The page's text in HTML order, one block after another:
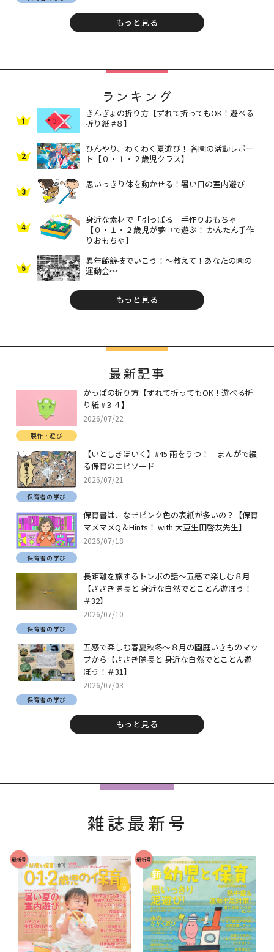
もっと見る
ランキング
1
きんぎょの折り方【ずれて折ってもOK！遊べる
折り紙 #８】
2
ひんやり、わくわく夏遊び！ 各園の活動レポー
ト【０・１・２歳児クラス】
3
思いっきり体を動かせる！暑い日の室内遊び
4
身近な素材で「引っぱる」手作りおもちゃ
【０・１・２歳児が夢中で遊ぶ！ かんたん手作
りおもちゃ】
5
異年齢競技でいこう！～教えて！あなたの園の
運動会～
もっと見る
最新記事
かっぱの折り方【ずれて折ってもOK！遊べる折
り紙 #３４】
2026/07/22
製作・遊び
【いとしきほいく】#45 雨をうつ！｜まんがで綴
る保育のエピソード
2026/07/21
保育者の学び
保育書は、なぜピンク色の表紙が多いの？【保育
マメマメQ＆Hints！ with 大豆生田啓友先生】
2026/07/18
保育者の学び
長距離を旅するトンボの話～五感で楽しむ８月
【ささき隊長と 身近な自然でとことん遊ぼう！
＃32】
2026/07/10
保育者の学び
五感で楽しむ春夏秋冬～８月の園庭いきものマッ
プから【ささき隊長と 身近な自然でとことん遊
ぼう！＃31】
2026/07/03
保育者の学び
もっと見る
雑誌最新号
最新号 最新号